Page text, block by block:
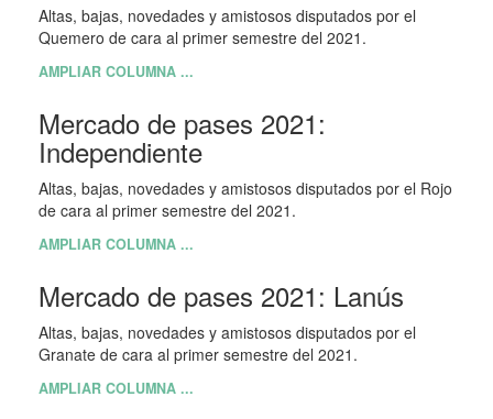
Altas, bajas, novedades y amistosos disputados por el
Quemero de cara al primer semestre del 2021.
AMPLIAR COLUMNA ...
Mercado de pases 2021:
Independiente
Altas, bajas, novedades y amistosos disputados por el Rojo
de cara al primer semestre del 2021.
AMPLIAR COLUMNA ...
Mercado de pases 2021: Lanús
Altas, bajas, novedades y amistosos disputados por el
Granate de cara al primer semestre del 2021.
AMPLIAR COLUMNA ...